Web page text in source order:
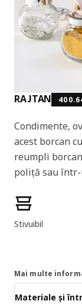
RAJTAN
Condimente,
acest borcan
reumpli
poliță sau
Caracteristicile
Stivuibil
Mai multe
Materiale și